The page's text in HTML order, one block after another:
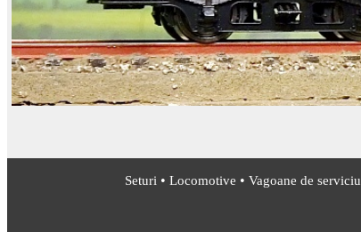
Seturi • Locomotive • Vagoane de serviciu